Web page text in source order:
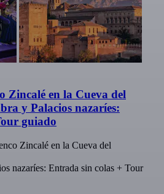
Zincalé en la Cueva del
y Palacios nazaríes:
guiado
Zincalé en la Cueva del
nazaríes: Entrada sin colas + Tour